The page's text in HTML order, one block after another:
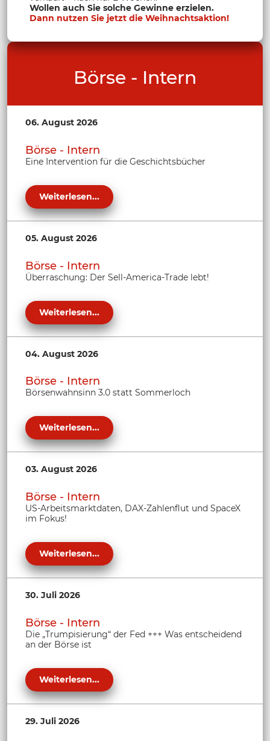
Wollen auch Sie solche Gewinne erzielen.
Dann nutzen Sie jetzt die Weihnachtsaktion!
Börse - Intern
06. August 2026
Börse - Intern
Eine Intervention für die Geschichtsbücher
Weiterlesen...
05. August 2026
Börse - Intern
Überraschung: Der Sell-America-Trade lebt!
Weiterlesen...
04. August 2026
Börse - Intern
Börsenwahnsinn 3.0 statt Sommerloch
Weiterlesen...
03. August 2026
Börse - Intern
US-Arbeitsmarktdaten, DAX-Zahlenflut und SpaceX
im Fokus!
Weiterlesen...
30. Juli 2026
Börse - Intern
Die „Trumpisierung“ der Fed +++ Was entscheidend
an der Börse ist
Weiterlesen...
29. Juli 2026